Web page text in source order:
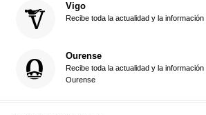
Vigo
Recibe toda la actualidad y la
Ourense
Recibe toda la actualidad y la
Ourense